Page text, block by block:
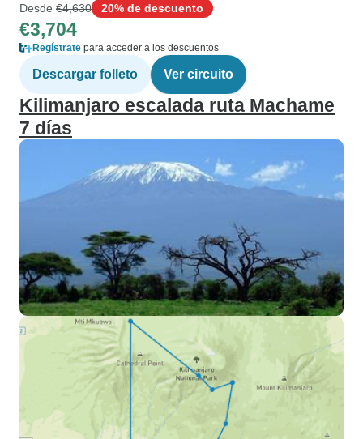
Desde €4,630 20% de descuento
€3,704
Regístrate para acceder a los descuentos
Descargar folleto Ver circuito
Kilimanjaro escalada ruta Machame
7 días